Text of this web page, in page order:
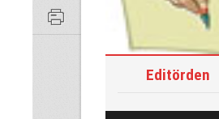
Editörden